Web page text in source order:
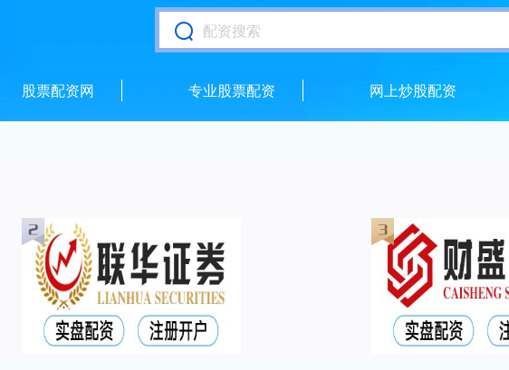
股票配资网 专业股票配资 网上炒股配资